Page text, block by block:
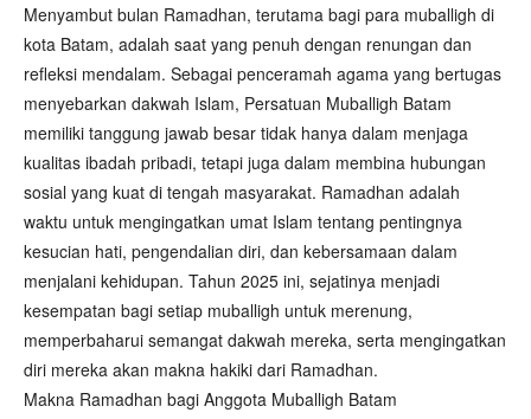
Menyambut bulan Ramadhan, terutama bagi para muballigh di
kota Batam, adalah saat yang penuh dengan renungan dan
refleksi mendalam. Sebagai penceramah agama yang bertugas
menyebarkan dakwah Islam, Persatuan Muballigh Batam
memiliki tanggung jawab besar tidak hanya dalam menjaga
kualitas ibadah pribadi, tetapi juga dalam membina hubungan
sosial yang kuat di tengah masyarakat. Ramadhan adalah
waktu untuk mengingatkan umat Islam tentang pentingnya
kesucian hati, pengendalian diri, dan kebersamaan dalam
menjalani kehidupan. Tahun 2025 ini, sejatinya menjadi
kesempatan bagi setiap muballigh untuk merenung,
memperbaharui semangat dakwah mereka, serta mengingatkan
diri mereka akan makna hakiki dari Ramadhan.
Makna Ramadhan bagi Anggota Muballigh Batam